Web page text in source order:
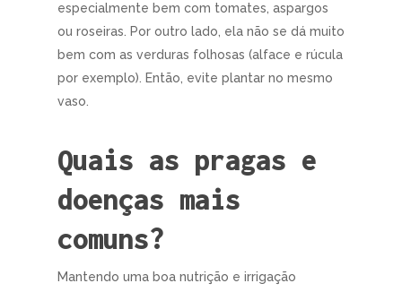
especialmente bem com tomates, aspargos
ou roseiras. Por outro lado, ela não se dá muito
bem com as verduras folhosas (alface e rúcula
por exemplo). Então, evite plantar no mesmo
vaso.
Quais as pragas e
doenças mais
comuns?
Mantendo uma boa nutrição e irrigação